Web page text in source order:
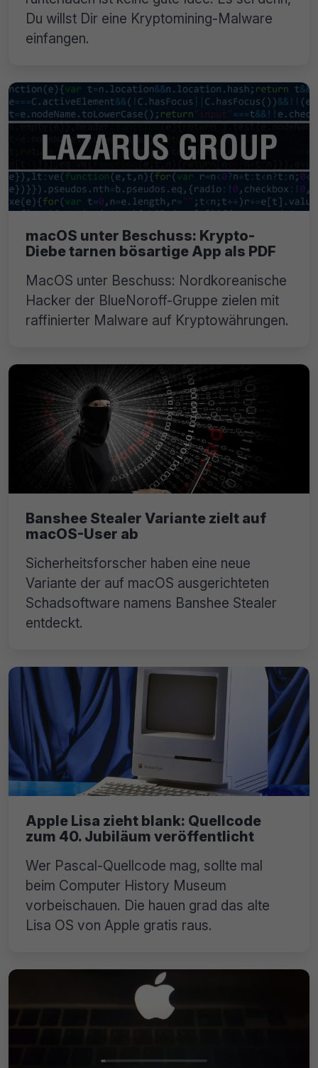
Du willst Dir eine Kryptomining-Malware
einfangen.
macOS unter Beschuss: Krypto-
Diebe tarnen bösartige App als PDF
MacOS unter Beschuss: Nordkoreanische
Hacker der BlueNoroff-Gruppe zielen mit
raffinierter Malware auf Kryptowährungen.
Banshee Stealer Variante zielt auf
macOS-User ab
Sicherheitsforscher haben eine neue
Variante der auf macOS ausgerichteten
Schadsoftware namens Banshee Stealer
entdeckt.
Apple Lisa zieht blank: Quellcode
zum 40. Jubiläum veröffentlicht
Wer Pascal-Quellcode mag, sollte mal
beim Computer History Museum
vorbeischauen. Die hauen grad das alte
Lisa OS von Apple gratis raus.